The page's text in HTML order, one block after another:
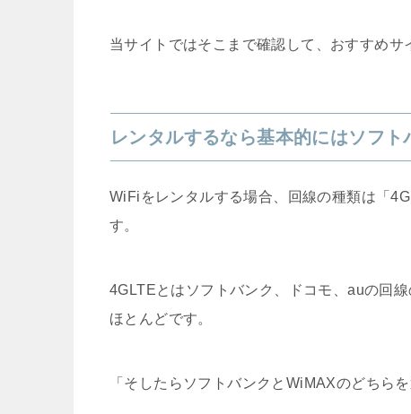
当サイトではそこまで確認して、おすすめサ
レンタルするなら基本的にはソフト
WiFiをレンタルする場合、回線の種類は「
す。
4GLTEとはソフトバンク、ドコモ、auの回
ほとんどです。
「そしたらソフトバンクとWiMAXのどちら